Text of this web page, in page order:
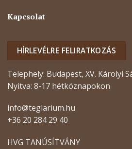
Kapcsolat
HÍRLEVÉLRE FELIRATKOZÁS
Telephely: Budapest, XV. Károlyi
Nyitva: 8-17 hétköznapokon
info@teglarium.hu
+36 20 284 29 40
HVG TANÚSÍTVÁNY